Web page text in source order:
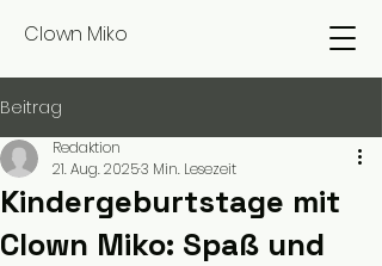
Clown Miko
Beitrag
Kindergeburtstage mit
Clown Miko: Spaß und
Redaktion
21. Aug. 20253 Min. Lesezeit